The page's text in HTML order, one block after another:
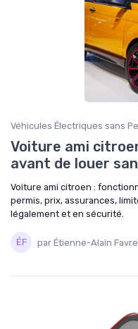
Véhicules Électriques sans
Voiture ami
avant de louer
Voiture ami citroen :
permis, prix, assurances,
légalement et en sécurité.
par Étienne-Alain